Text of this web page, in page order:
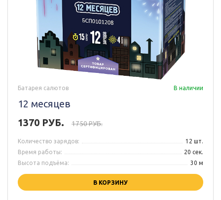
Батарея салютов В наличии
12 месяцев
1370 РУБ.
1750 РУБ.
Количество зарядов:
12 шт.
Время работы:
20 сек.
Высота подъёма:
30 м
В КОРЗИНУ